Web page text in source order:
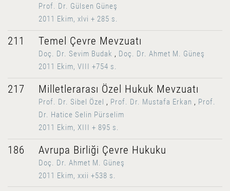
Prof. Dr. Gülsen Güneş
2011 Ekim, xlvi + 285 s.
211 Temel Çevre Mevzuatı
Doç. Dr. Sevim Budak , Doç. Dr. Ahmet M. Güneş
2011 Ekim, VIII +754 s.
217 Milletlerarası Özel Hukuk Mevzuatı
Prof. Dr. Sibel Özel , Prof. Dr. Mustafa Erkan , Prof.
Dr. Hatice Selin Pürselim
2011 Ekim, XIII + 895 s.
186 Avrupa Birliği Çevre Hukuku
Doç. Dr. Ahmet M. Güneş
2011 Ekim, xxii +538 s.